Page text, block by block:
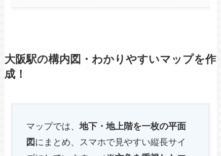
大阪駅の構内図・わかりやすいマップを作
成！
マップでは、地下・地上階を一枚の平面
図 にまとめ、スマホで見やすい縦長サイ